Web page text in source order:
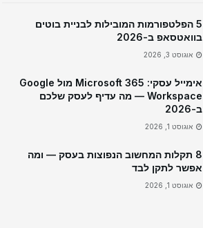
5 הפלטפורמות המובילות לבניית בוטים
בוואטסאפ ב-2026
אוגוסט 3, 2026
אימייל עסקי: Microsoft 365 מול Google
Workspace — מה עדיף לעסק שלכם
ב-2026
אוגוסט 1, 2026
8 תקלות המחשוב הנפוצות בעסק — ומה
אפשר לתקן לבד
אוגוסט 1, 2026